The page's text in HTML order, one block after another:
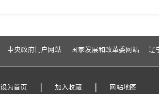
中央政府门户网站 国家发展和改革委网站 辽
设为首页 | 加入收藏 |
网站地图